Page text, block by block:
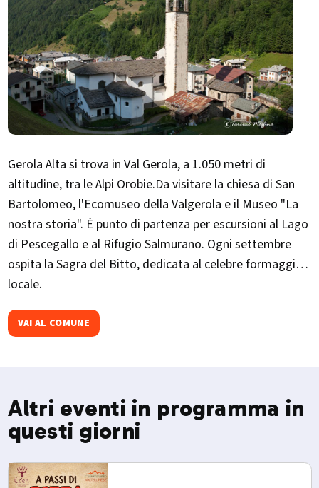
Gerola Alta si trova in Val Gerola, a 1.050 metri di
altitudine, tra le Alpi Orobie.Da visitare la chiesa di San
Bartolomeo, l'Ecomuseo della Valgerola e il Museo "La
nostra storia". È punto di partenza per escursioni al Lago
di Pescegallo e al Rifugio Salmurano. Ogni settembre
ospita la Sagra del Bitto, dedicata al celebre formaggio
locale.​
VAI AL COMUNE
Altri eventi in programma in
questi giorni